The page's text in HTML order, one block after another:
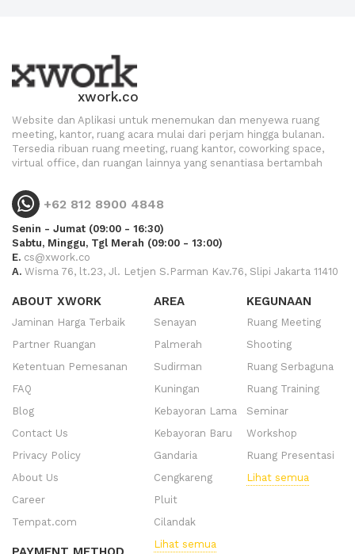
xwork.co
Website dan Aplikasi untuk menemukan dan menyewa ruang
meeting, kantor, ruang acara mulai dari perjam hingga bulanan.
Tersedia ribuan ruang meeting, ruang kantor, coworking space,
virtual office, dan ruangan lainnya yang senantiasa bertambah
+62 812 8900 4848
Senin - Jumat (09:00 - 16:30)
Sabtu, Minggu, Tgl Merah (09:00 - 13:00)
E. cs@xwork.co
A. Wisma 76, lt.23, Jl. Letjen S.Parman Kav.76, Slipi Jakarta 11410
ABOUT XWORK
Jaminan Harga Terbaik
Partner Ruangan
Ketentuan Pemesanan
FAQ
Blog
Contact Us
Privacy Policy
About Us
Career
Tempat.com
AREA
Senayan
Palmerah
Sudirman
Kuningan
Kebayoran Lama
Kebayoran Baru
Gandaria
Cengkareng
Pluit
Cilandak
Lihat semua
KEGUNAAN
Ruang Meeting
Shooting
Ruang Serbaguna
Ruang Training
Seminar
Workshop
Ruang Presentasi
Lihat semua